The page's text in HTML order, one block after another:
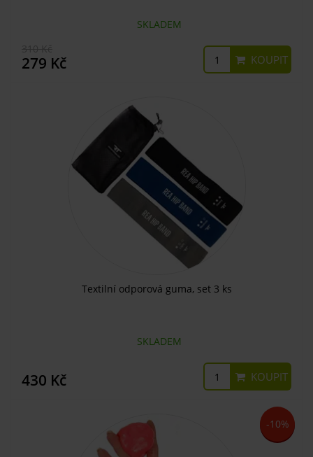
SKLADEM
279 Kč KOUPIT
Textilní odporová guma, set 3 ks
SKLADEM
430 Kč KOUPIT
-10%